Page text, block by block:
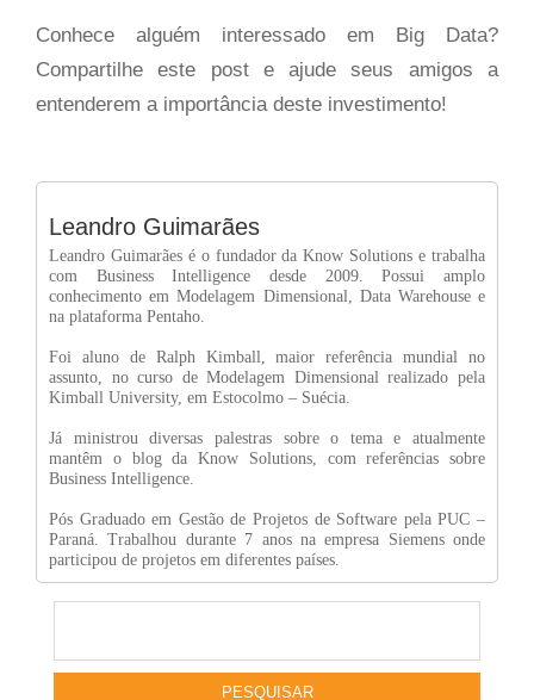
Conhece alguém interessado em Big Data?
Compartilhe este post e ajude seus amigos a
entenderem a importância deste investimento!
Leandro Guimarães
Leandro Guimarães é o fundador da Know Solutions e trabalha
com Business Intelligence desde 2009. Possui amplo
conhecimento em Modelagem Dimensional, Data Warehouse e
na plataforma Pentaho.
Foi aluno de Ralph Kimball, maior referência mundial no
assunto, no curso de Modelagem Dimensional realizado pela
Kimball University, em Estocolmo – Suécia.
Já ministrou diversas palestras sobre o tema e atualmente
mantêm o blog da Know Solutions, com referências sobre
Business Intelligence.
Pós Graduado em Gestão de Projetos de Software pela PUC –
Paraná. Trabalhou durante 7 anos na empresa Siemens onde
participou de projetos em diferentes países.